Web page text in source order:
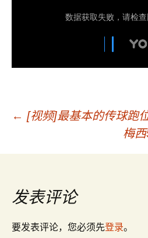
文
章
导
← [视频]最基本的传球跑
梅
发表评论
要发表评论，您必须先登录。